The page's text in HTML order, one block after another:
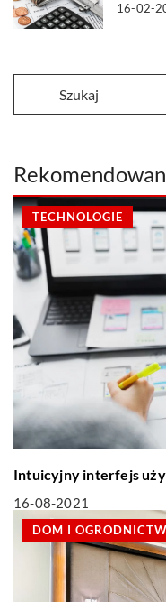
16-02-
TECHNOLOGIE
Intuicyjny interfejs
16-08-2021
DOM I